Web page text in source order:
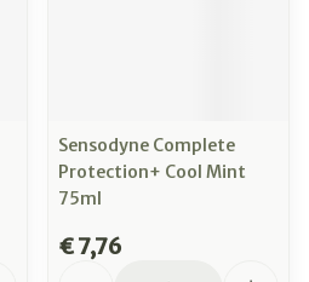
Sensodyne Complete
Protection+ Cool Mint
75ml
€ 7,76